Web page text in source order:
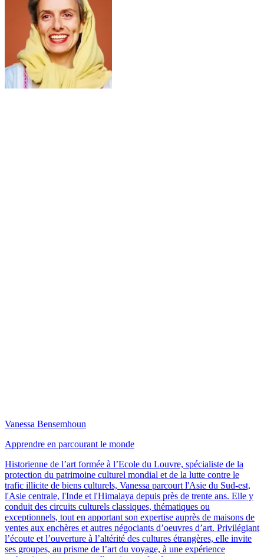
Vanessa Bensemhoun
Apprendre en parcourant le monde
Historienne de l’art formée à l’Ecole du Louvre, spécialiste de la
protection du patrimoine culturel mondial et de la lutte contre le
trafic illicite de biens culturels, Vanessa parcourt l'Asie du Sud-est,
l'Asie centrale, l'Inde et l'Himalaya depuis près de trente ans. Elle y
conduit des circuits culturels classiques, thématiques ou
exceptionnels, tout en apportant son expertise auprès de maisons de
ventes aux enchères et autres négociants d’oeuvres d’art. Privilégiant
l’écoute et l’ouverture à l’altérité des cultures étrangères, elle invite
ses groupes, au prisme de l’art du voyage, à une expérience